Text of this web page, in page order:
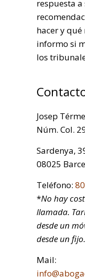
respuesta
hacer y qué
informo si
los
Josep
Núm. Col.
Sardenya,
08025
Teléfono:
*No hay
llamada.
desde un
desde un fijo.
Mail: